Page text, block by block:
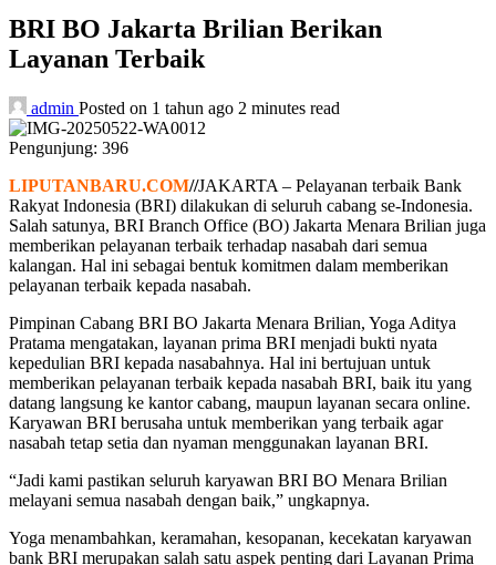
BRI BO Jakarta Brilian Berikan
Layanan Terbaik
admin Posted on 1 tahun ago 2 minutes read
Pengunjung: 396
LIPUTANBARU.COM//JAKARTA – Pelayanan terbaik Bank
Rakyat Indonesia (BRI) dilakukan di seluruh cabang se-Indonesia.
Salah satunya, BRI Branch Office (BO) Jakarta Menara Brilian juga
memberikan pelayanan terbaik terhadap nasabah dari semua
kalangan. Hal ini sebagai bentuk komitmen dalam memberikan
pelayanan terbaik kepada nasabah.
Pimpinan Cabang BRI BO Jakarta Menara Brilian, Yoga Aditya
Pratama mengatakan, layanan prima BRI menjadi bukti nyata
kepedulian BRI kepada nasabahnya. Hal ini bertujuan untuk
memberikan pelayanan terbaik kepada nasabah BRI, baik itu yang
datang langsung ke kantor cabang, maupun layanan secara online.
Karyawan BRI berusaha untuk memberikan yang terbaik agar
nasabah tetap setia dan nyaman menggunakan layanan BRI.
“Jadi kami pastikan seluruh karyawan BRI BO Menara Brilian
melayani semua nasabah dengan baik,” ungkapnya.
Yoga menambahkan, keramahan, kesopanan, kecekatan karyawan
bank BRI merupakan salah satu aspek penting dari Layanan Prima